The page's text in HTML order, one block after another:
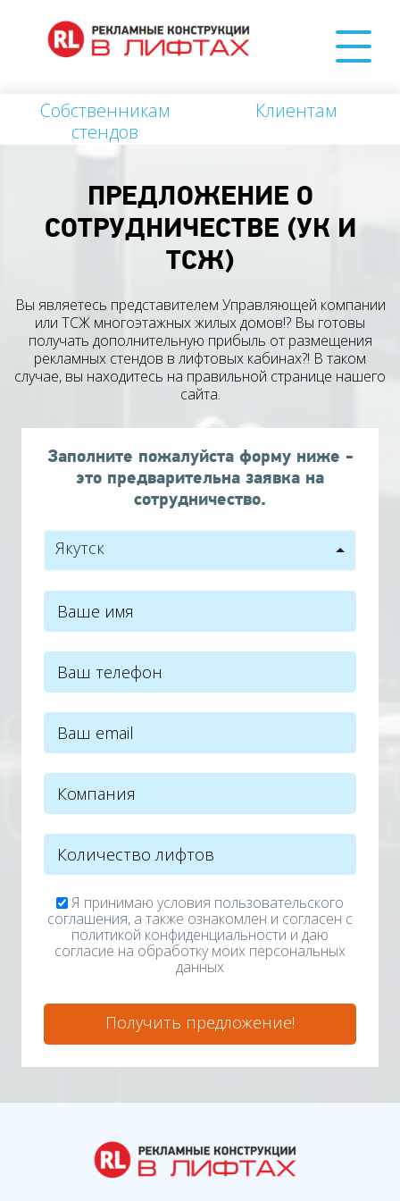
Собственникам
стендов
Клиентам
ПРЕДЛОЖЕНИЕ О
СОТРУДНИЧЕСТВЕ (УК И
ТСЖ)
Вы являетесь представителем Управляющей компании
или ТСЖ многоэтажных жилых домов!? Вы готовы
получать дополнительную прибыль от размещения
рекламных стендов в лифтовых кабинах?! В таком
случае, вы находитесь на правильной странице нашего
сайта.
Заполните пожалуйста форму ниже -
это предварительна заявка на
сотрудничество.
Якутск
Я принимаю условия пользовательского
соглашения, а также ознакомлен и согласен с
политикой конфиденциальности и даю
согласие на обработку моих персональных
данных
Получить предложение!